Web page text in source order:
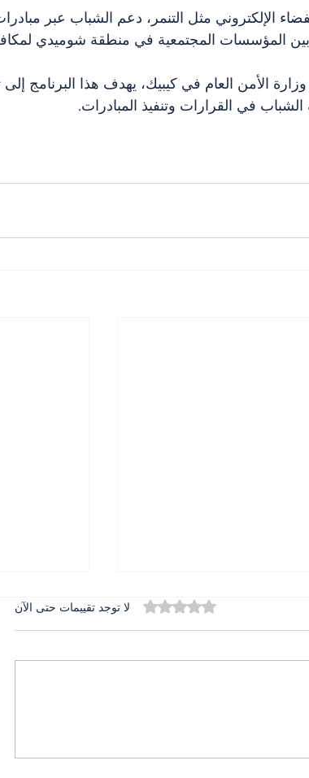
الإلكتروني مثل التنمر، دعم الشباب عبر
بين المؤسسات المجتمعية في منطقة شوميدي
دولار من وزارة الأمن العام في كيبيك، يهدف هذا البرنامج
في القرارات وتنفيذ المبادرات.
تم التقييم بـ 0 من أصل 5 نجوم. لا توجد تقييمات حتى الآن